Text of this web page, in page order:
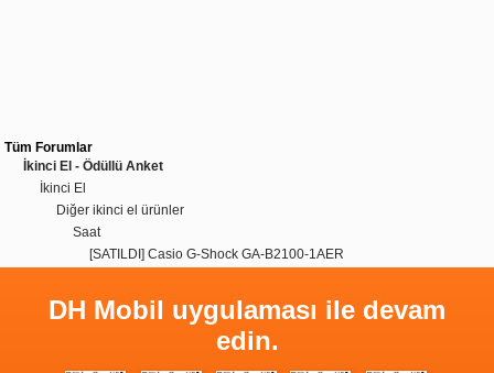
Tüm Forumlar
İkinci El - Ödüllü Anket
İkinci El
Diğer ikinci el ürünler
Saat
[SATILDI] Casio G-Shock GA-B2100-1AER
DH Mobil uygulaması ile devam
edin.